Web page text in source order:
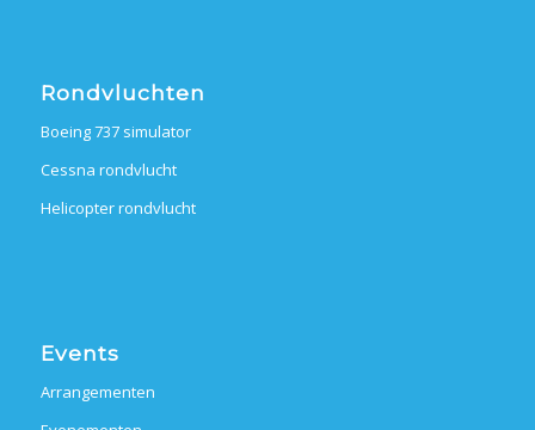
Rondvluchten
Boeing 737 simulator
Cessna rondvlucht
Helicopter rondvlucht
Events
Arrangementen